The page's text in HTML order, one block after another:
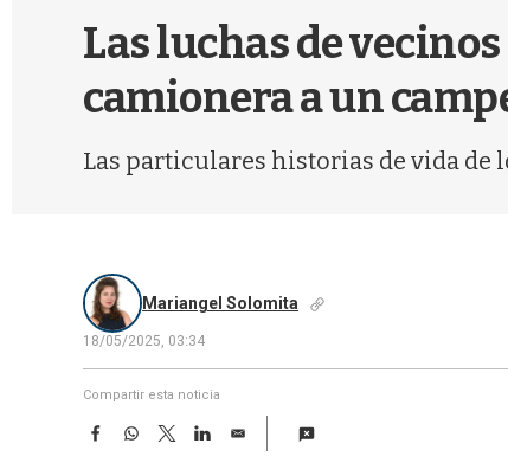
Las luchas de
camionera a un
Las particulares historias de vida de
Mariangel Solomita
18/05/2025, 03:34
Compartir esta noticia
F
W
T
w
L
E